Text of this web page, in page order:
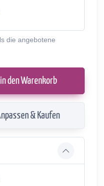
die angebotene
in den Warenkorb
& Kaufen